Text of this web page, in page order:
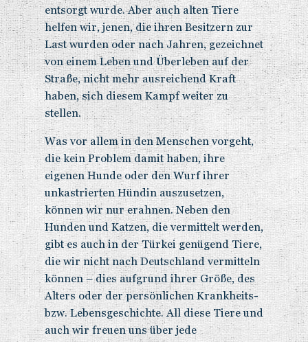
entsorgt wurde. Aber auch alten Tiere
helfen wir, jenen, die ihren Besitzern zur
Last wurden oder nach Jahren, gezeichnet
von einem Leben und Überleben auf der
Straße, nicht mehr ausreichend Kraft
haben, sich diesem Kampf weiter zu
stellen.
Was vor allem in den Menschen vorgeht,
die kein Problem damit haben, ihre
eigenen Hunde oder den Wurf ihrer
unkastrierten Hündin auszusetzen,
können wir nur erahnen. Neben den
Hunden und Katzen, die vermittelt werden,
gibt es auch in der Türkei genügend Tiere,
die wir nicht nach Deutschland vermitteln
können – dies aufgrund ihrer Größe, des
Alters oder der persönlichen Krankheits-
bzw. Lebensgeschichte. All diese Tiere und
auch wir freuen uns über jede